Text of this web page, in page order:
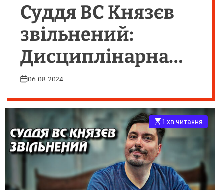
Суддя ВС Князєв
звільнений:
Дисциплінарна
відповідальність
за 2,7 мільйони
доларів
06.08.2024
1 хв читання